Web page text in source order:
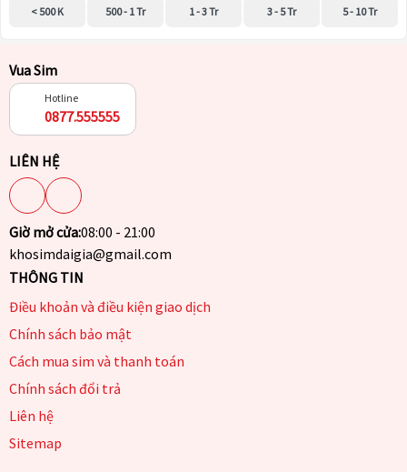
< 500 K 500 - 1 Tr 1 - 3 Tr 3 - 5 Tr 5 - 10 Tr
Vua Sim
Hotline
0877.555555
LIÊN HỆ
Giờ mở cửa:08:00 - 21:00
khosimdaigia@gmail.com
THÔNG TIN
Điều khoản và điều kiện giao dịch
Chính sách bảo mật
Cách mua sim và thanh toán
Chính sách đổi trả
Liên hệ
Sitemap